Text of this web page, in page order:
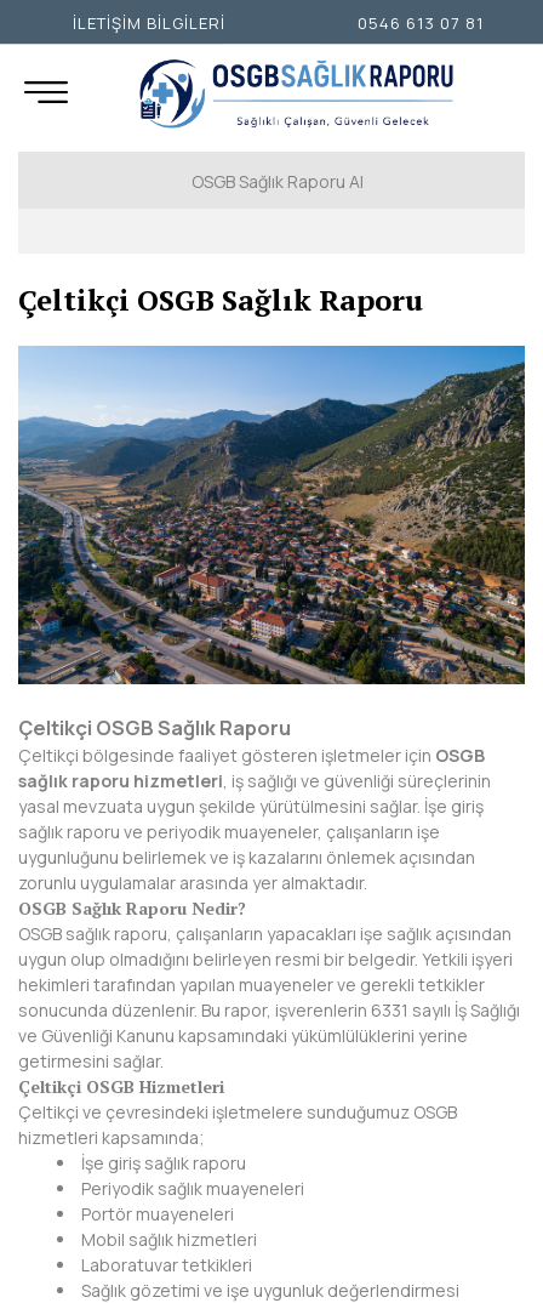
OSGB Sağlık Raporu Al
İSTANBUL ANADOLU YAKASI
ANKARA
İZMİR
ADANA
ADIYAMAN
AFYONKARAHİSAR
AĞRI
AKSARAY
ANTALYA
ARDAHAN
ARTVİN
AYDIN
BALIKESİR
BARTIN
BATMAN
BAYBURT
BİLECİK
BİNGÖL
BİTLİS
Çeltikçi OSGB Sağlık Raporu
Çeltikçi OSGB Sağlık Raporu
Çeltikçi bölgesinde faaliyet gösteren işletmeler için OSGB
sağlık raporu hizmetleri , iş sağlığı ve güvenliği süreçlerinin
yasal mevzuata uygun şekilde yürütülmesini sağlar. İşe giriş
sağlık raporu ve periyodik muayeneler, çalışanların işe
uygunluğunu belirlemek ve iş kazalarını önlemek açısından
zorunlu uygulamalar arasında yer almaktadır.
OSGB Sağlık Raporu Nedir?
OSGB sağlık raporu, çalışanların yapacakları işe sağlık açısından
uygun olup olmadığını belirleyen resmi bir belgedir. Yetkili işyeri
hekimleri tarafından yapılan muayeneler ve gerekli tetkikler
sonucunda düzenlenir. Bu rapor, işverenlerin 6331 sayılı İş Sağlığı
ve Güvenliği Kanunu kapsamındaki yükümlülüklerini yerine
getirmesini sağlar.
Çeltikçi OSGB Hizmetleri
Çeltikçi ve çevresindeki işletmelere sunduğumuz OSGB
hizmetleri kapsamında;
İşe giriş sağlık raporu
Periyodik sağlık muayeneleri
Portör muayeneleri
Mobil sağlık hizmetleri
Laboratuvar tetkikleri
Sağlık gözetimi ve işe uygunluk değerlendirmesi
İLETİŞİM BİLGİLERİ 0546 613 07 81